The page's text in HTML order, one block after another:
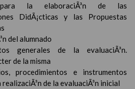
la elaboraciÃ³n de las
DidÃ¡cticas y las Propuestas
del alumnado
generales de la evaluaciÃ³n.
de la misma
procedimientos e instrumentos
realizaciÃ³n de la evaluaciÃ³n inicial